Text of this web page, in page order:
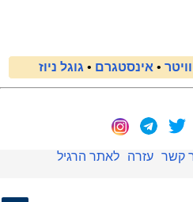
• אינסטגרם • גוגל ניוז
קשר עזרה
לאתר הרגיל